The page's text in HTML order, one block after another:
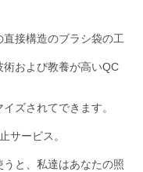
接構造のブラシ袋の工
および教養が高いQC
ズされてできます。
サービス。
と、私達はあなたの照